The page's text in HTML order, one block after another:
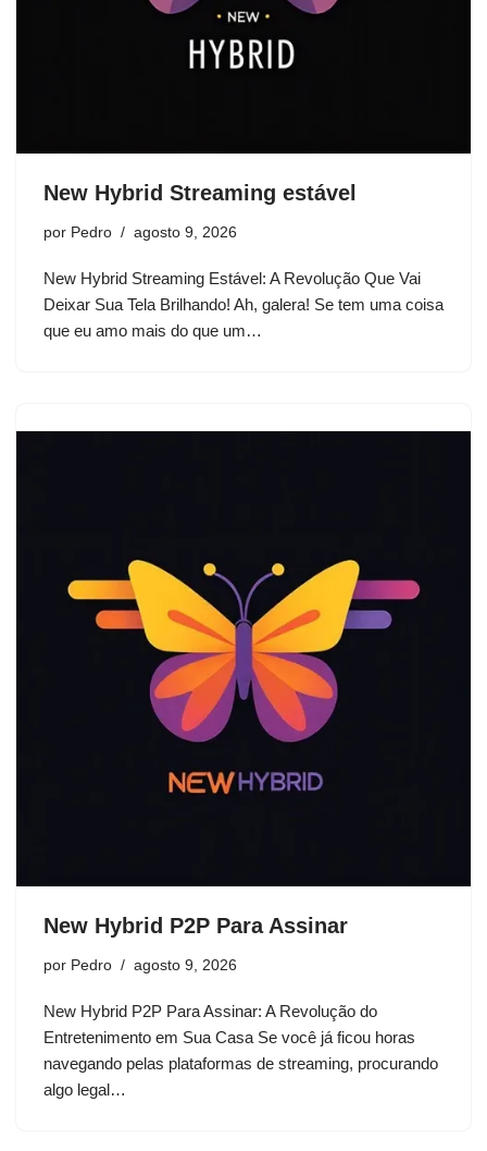
New Hybrid Streaming estável
por Pedro agosto 9, 2026
New Hybrid Streaming Estável: A Revolução Que Vai
Deixar Sua Tela Brilhando! Ah, galera! Se tem uma coisa
que eu amo mais do que um…
New Hybrid P2P Para Assinar
por Pedro agosto 9, 2026
New Hybrid P2P Para Assinar: A Revolução do
Entretenimento em Sua Casa Se você já ficou horas
navegando pelas plataformas de streaming, procurando
algo legal…